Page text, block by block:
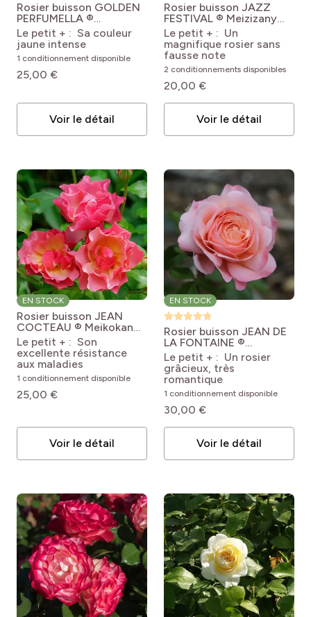
Rosier buisson GOLDEN
PERFUMELLA ®
Meifazeda Rosa
'Meifazeda' GOLDEN
PERFUMELLA® /
NICOLAS HULOT®
Le petit + : Sa couleur
jaune intense
1 conditionnement disponible
25,00 €
Voir le détail
Rosier buisson JAZZ
FESTIVAL ® Meizizany
Rosa Jazz Festival
'Meizizany'
Le petit + : Un
magnifique rosier sans
fausse note
2 conditionnements disponibles
20,00 €
Voir le détail
EN STOCK
Rosier buisson JEAN
COCTEAU ® Meikokan
Rosa 'Meikokan' JEAN
COCTEAU®
Le petit + : Son
excellente résistance
aux maladies
1 conditionnement disponible
25,00 €
Voir le détail
EN STOCK
Rosier buisson JEAN DE
LA FONTAINE ®
Meiffable Rosa Jean de
la Fontaine® 'Meiffable'
Le petit + : Un rosier
grâcieux, très
romantique
1 conditionnement disponible
30,00 €
Voir le détail